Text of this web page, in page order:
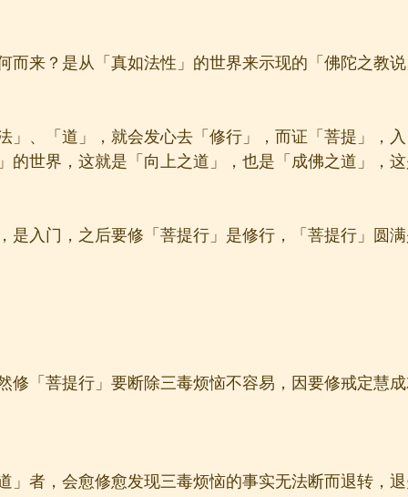
而来？是从「真如法性」的世界来示现的「佛陀之教
」、「道」，就会发心去「修行」，而证「菩提」，
的世界，这就是「向上之道」，也是「成佛之道」，
是入门，之后要修「菩提行」是修行，「菩提行」圆
修「菩提行」要断除三毒烦恼不容易，因要修戒定慧
」者，会愈修愈发现三毒烦恼的事实无法断而退转，